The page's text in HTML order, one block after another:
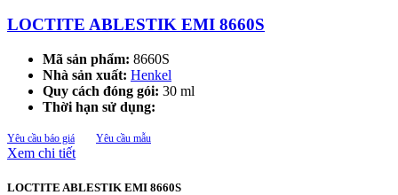
LOCTITE ABLESTIK EMI 8660S
Mã sản phẩm: 8660S
Nhà sản xuất: Henkel
Quy cách đóng gói: 30 ml
Thời hạn sử dụng:
Yêu cầu báo giá Yêu cầu mẫu
Xem chi tiết
LOCTITE ABLESTIK EMI 8660S